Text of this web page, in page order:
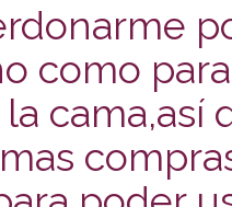
como
cama,así